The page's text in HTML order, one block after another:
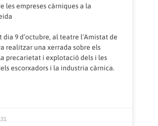
les empreses càrniques a la
dia 9 d’octubre, al teatre l’Amistat de
realitzar una xerrada sobre els
precarietat i explotació dels i les
escorxadors i la industria càrnica.